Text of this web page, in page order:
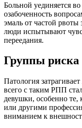
Больной уединяется
озабоченность
эмаль от частой
люди испытывают
переедания.
Группы риска
Патология
всего с таким РПП
девушки, особенно те,
или другими
вниманием к